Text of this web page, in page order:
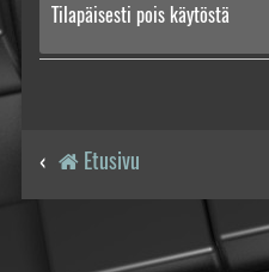
Tilapäisesti pois käytöstä
Etusivu